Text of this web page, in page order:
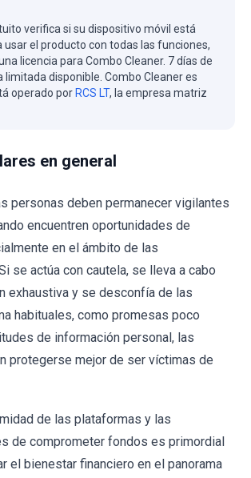
verifica si su dispositivo móvil está
usar el producto con todas las funciones,
licencia para Combo Cleaner. 7 días de
limitada disponible. Combo Cleaner es
operado por RCS LT, la empresa matriz
en general
personas deben permanecer vigilantes
encuentren oportunidades de
en el ámbito de las
se actúa con cautela, se lleva a cabo
exhaustiva y se desconfía de las
habituales, como promesas poco
de información personal, las
protegerse mejor de ser víctimas de
de las plataformas y las
de comprometer fondos es primordial
el bienestar financiero en el panorama